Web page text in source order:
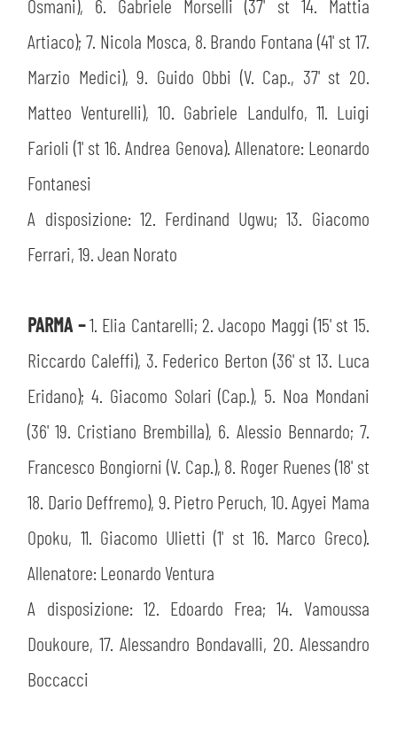
Osmani), 6. Gabriele Morselli (37' st 14. Mattia
Artiaco); 7. Nicola Mosca, 8. Brando Fontana (41' st 17.
Marzio Medici), 9. Guido Obbi (V. Cap., 37' st 20.
Matteo Venturelli), 10. Gabriele Landulfo, 11. Luigi
Farioli (1' st 16. Andrea Genova). Allenatore: Leonardo
Fontanesi
A disposizione: 12. Ferdinand Ugwu; 13. Giacomo
Ferrari, 19. Jean Norato
PARMA –1. Elia Cantarelli; 2. Jacopo Maggi (15' st 15.
Riccardo Caleffi), 3. Federico Berton (36' st 13. Luca
Eridano); 4. Giacomo Solari (Cap.), 5. Noa Mondani
(36' 19. Cristiano Brembilla), 6. Alessio Bennardo; 7.
Francesco Bongiorni (V. Cap.), 8. Roger Ruenes (18' st
18. Dario Deffremo), 9. Pietro Peruch, 10. Agyei Mama
Opoku, 11. Giacomo Ulietti (1' st 16. Marco Greco).
Allenatore: Leonardo Ventura
A disposizione: 12. Edoardo Frea; 14. Vamoussa
Doukoure, 17. Alessandro Bondavalli, 20. Alessandro
Boccacci
sempre abilitati
ACCETTA E SALVA